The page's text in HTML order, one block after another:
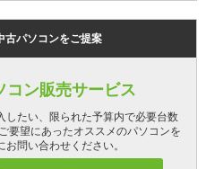
古パソコンをご提案
コン販売サービス
したい、限られた予算内で必要台数
要望にあったオススメのパソコンを
問い合わせください。